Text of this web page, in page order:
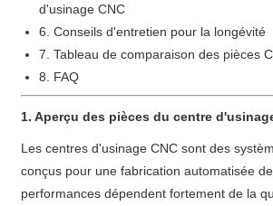
d'usinage CNC
6. Conseils d'entretien pour la longévité
7. Tableau de comparaison des pièces
8. FAQ
1. Aperçu des pièces du centre
Les centres d'usinage CNC sont des
conçus pour une fabrication automatisée
performances dépendent fortement de la